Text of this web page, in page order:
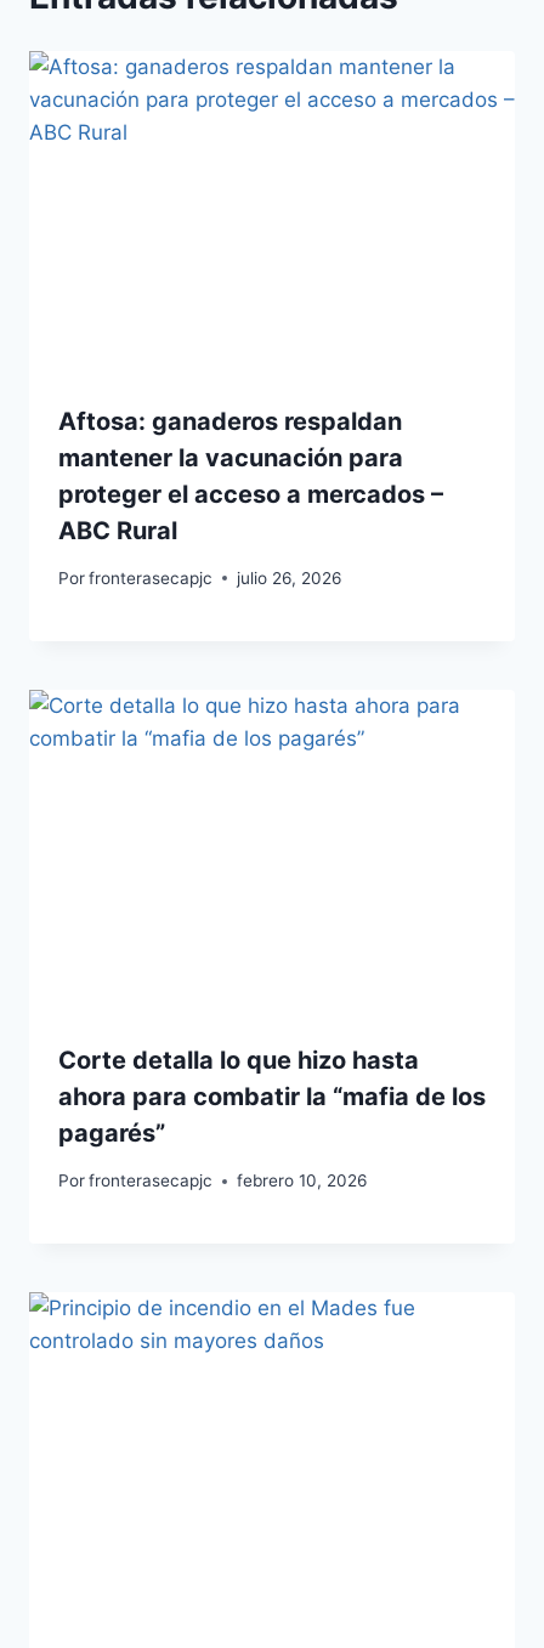
Aftosa: ganaderos respaldan
mantener la vacunación para
proteger el acceso a mercados –
ABC Rural
Porfronterasecapjc julio 26, 2026
Corte detalla lo que hizo hasta
ahora para combatir la “mafia de los
pagarés”
Porfronterasecapjc febrero 10, 2026